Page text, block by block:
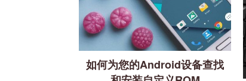
如何为您的Android设备查找